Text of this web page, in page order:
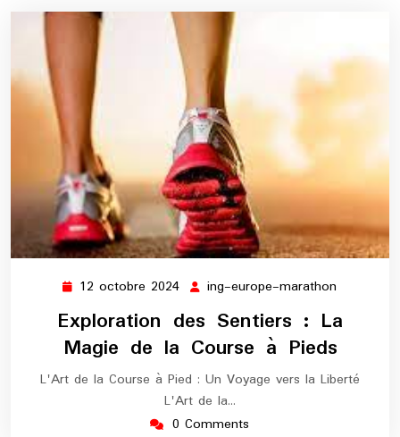
12 octobre 2024 12
octobre
2024
ing-europe-marathon
marathon
Exploration des Sentiers : La
Magie de la Course à Pieds
L'Art de la Course à Pied : Un Voyage vers la Liberté
L'Art de la…
0 Comments